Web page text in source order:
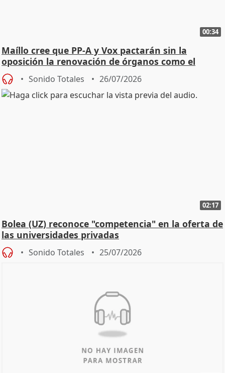
00:34
Maíllo cree que PP-A y Vox pactarán sin la
oposición la renovación de órganos como el
Defensor
Sonido Totales 26/07/2026
02:17
Bolea (UZ) reconoce "competencia" en la oferta de
las universidades privadas
Sonido Totales 25/07/2026